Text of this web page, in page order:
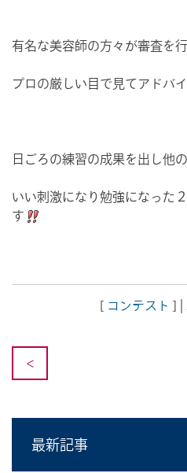
有名な美容師の方々が審査を
プロの厳しい目で見てアドバ
日ごろの練習の成果を出し他
いい刺激になり勉強になった
す
[ コンテスト ] |
<
最新記事